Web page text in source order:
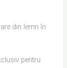
din lemn în
pentru